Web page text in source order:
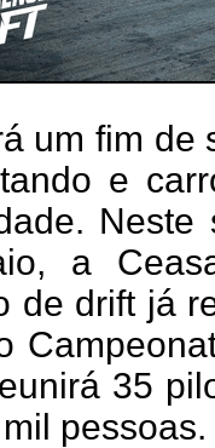
um fim de
e
a
de drift já
35
pessoas.